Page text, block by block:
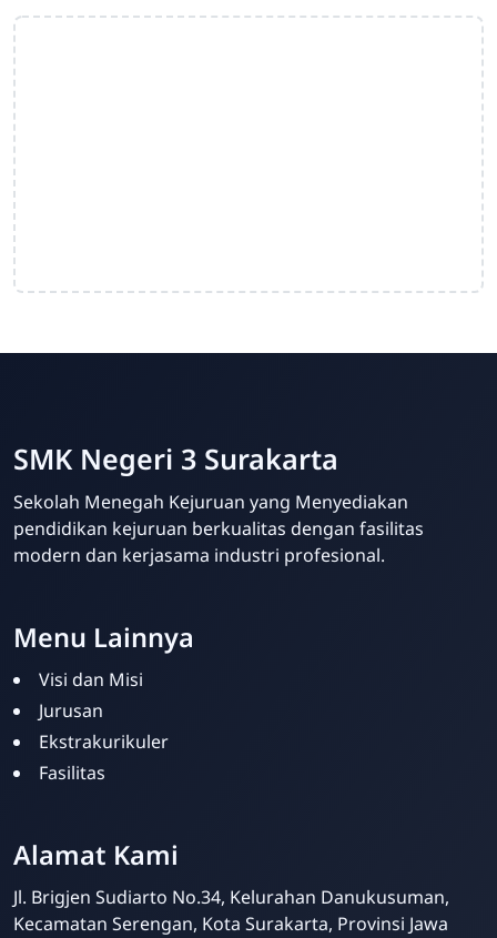
SMK Negeri 3 Surakarta
Sekolah Menegah Kejuruan yang Menyediakan
pendidikan kejuruan berkualitas dengan fasilitas
modern dan kerjasama industri profesional.
Menu Lainnya
Visi dan Misi
Jurusan
Ekstrakurikuler
Fasilitas
Alamat Kami
Jl. Brigjen Sudiarto No.34, Kelurahan Danukusuman,
Kecamatan Serengan, Kota Surakarta, Provinsi Jawa